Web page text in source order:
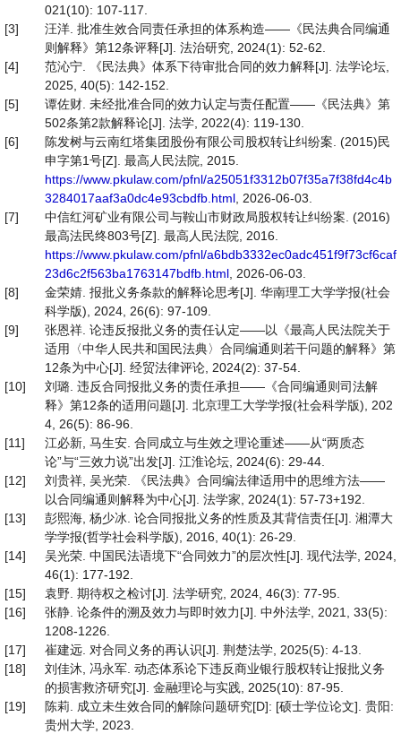
021(10): 107-117.
[3]
汪洋. 批准生效合同责任承担的体系构造——《民法典合同编通
则解释》第12条评释[J]. 法治研究, 2024(1): 52-62.
[4]
范沁宁. 《民法典》体系下待审批合同的效力解释[J]. 法学论坛,
2025, 40(5): 142-152.
[5]
谭佐财. 未经批准合同的效力认定与责任配置——《民法典》第
502条第2款解释论[J]. 法学, 2022(4): 119-130.
[6]
陈发树与云南红塔集团股份有限公司股权转让纠纷案. (2015)民
申字第1号[Z]. 最高人民法院, 2015.
https://www.pkulaw.com/pfnl/a25051f3312b07f35a7f38fd4c4b
3284017aaf3a0dc4e93cbdfb.html , 2026-06-03.
[7]
中信红河矿业有限公司与鞍山市财政局股权转让纠纷案. (2016)
最高法民终803号[Z]. 最高人民法院, 2016.
https://www.pkulaw.com/pfnl/a6bdb3332ec0adc451f9f73cf6caf
23d6c2f563ba1763147bdfb.html , 2026-06-03.
[8]
金荣婧. 报批义务条款的解释论思考[J]. 华南理工大学学报(社会
科学版), 2024, 26(6): 97-109.
[9]
张恩祥. 论违反报批义务的责任认定——以《最高人民法院关于
适用〈中华人民共和国民法典〉合同编通则若干问题的解释》第
12条为中心[J]. 经贸法律评论, 2024(2): 37-54.
[10]
刘璐. 违反合同报批义务的责任承担——《合同编通则司法解
释》第12条的适用问题[J]. 北京理工大学学报(社会科学版), 202
4, 26(5): 86-96.
[11]
江必新, 马生安. 合同成立与生效之理论重述——从“两质态
论”与“三效力说”出发[J]. 江淮论坛, 2024(6): 29-44.
[12]
刘贵祥, 吴光荣. 《民法典》合同编法律适用中的思维方法——
以合同编通则解释为中心[J]. 法学家, 2024(1): 57-73+192.
[13]
彭熙海, 杨少冰. 论合同报批义务的性质及其背信责任[J]. 湘潭大
学学报(哲学社会科学版), 2016, 40(1): 26-29.
[14]
吴光荣. 中国民法语境下“合同效力”的层次性[J]. 现代法学, 2024,
46(1): 177-192.
[15]
袁野. 期待权之检讨[J]. 法学研究, 2024, 46(3): 77-95.
[16]
张静. 论条件的溯及效力与即时效力[J]. 中外法学, 2021, 33(5):
1208-1226.
[17]
崔建远. 对合同义务的再认识[J]. 荆楚法学, 2025(5): 4-13.
[18]
刘佳沐, 冯永军. 动态体系论下违反商业银行股权转让报批义务
的损害救济研究[J]. 金融理论与实践, 2025(10): 87-95.
[19]
陈莉. 成立未生效合同的解除问题研究[D]: [硕士学位论文]. 贵阳:
贵州大学, 2023.